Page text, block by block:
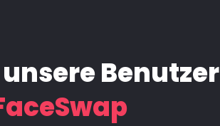
Benutzer